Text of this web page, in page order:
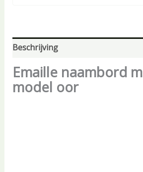
Beschrijving
Emaille naambord
model oor